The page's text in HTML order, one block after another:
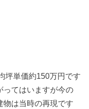
坪単価約150万円です
ってはいますが今の
物は当時の再現です